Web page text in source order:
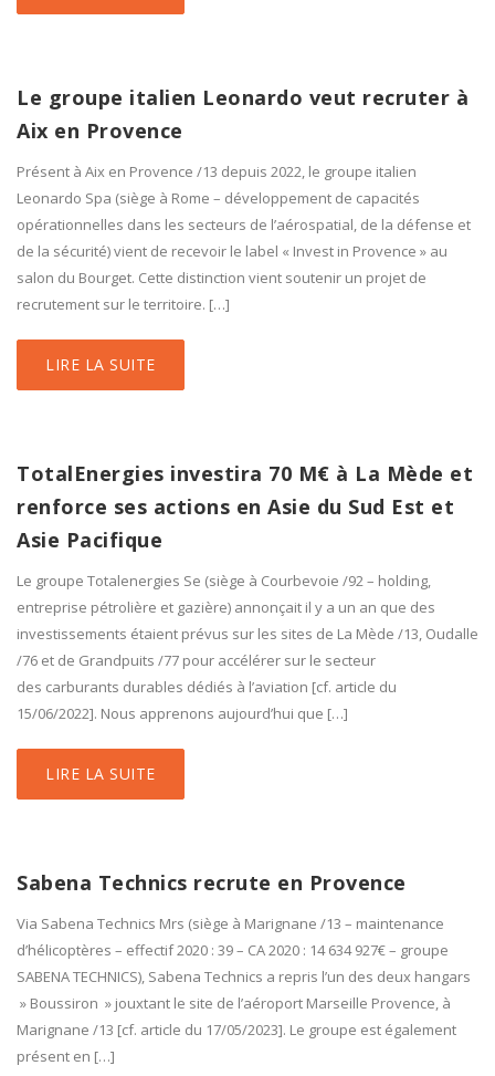
Le groupe italien Leonardo veut recruter à
Aix en Provence
Présent à Aix en Provence /13 depuis 2022, le groupe italien
Leonardo Spa (siège à Rome – développement de capacités
opérationnelles dans les secteurs de l’aérospatial, de la défense et
de la sécurité) vient de recevoir le label « Invest in Provence » au
salon du Bourget. Cette distinction vient soutenir un projet de
recrutement sur le territoire. […]
LIRE LA SUITE
TotalEnergies investira 70 M€ à La Mède et
renforce ses actions en Asie du Sud Est et
Asie Pacifique
Le groupe Totalenergies Se (siège à Courbevoie /92 – holding,
entreprise pétrolière et gazière) annonçait il y a un an que des
investissements étaient prévus sur les sites de La Mède /13, Oudalle
/76 et de Grandpuits /77 pour accélérer sur le secteur
des carburants durables dédiés à l’aviation [cf. article du
15/06/2022]. Nous apprenons aujourd’hui que […]
LIRE LA SUITE
Sabena Technics recrute en Provence
Via Sabena Technics Mrs (siège à Marignane /13 – maintenance
d’hélicoptères – effectif 2020 : 39 – CA 2020 : 14 634 927€ – groupe
SABENA TECHNICS), Sabena Technics a repris l’un des deux hangars
» Boussiron » jouxtant le site de l’aéroport Marseille Provence, à
Marignane /13 [cf. article du 17/05/2023]. Le groupe est également
présent en […]